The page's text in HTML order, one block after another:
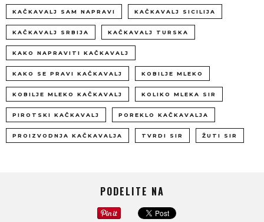
KAČKAVALJ SAM NAPRAVI KAČKAVALJ SICILIJA
KAČKAVALJ SRBIJA KAČKAVALJ TURSKA
KAKO NAPRAVITI KAČKAVALJ
KAKO SE PRAVI KAČKAVALJ KOBILJE MLEKO
KOBILJE MLEKO KAČKAVALJ KOLIKO MLEKA SIR
PIROTSKI KAČKAVALJ POREKLO KAČKAVALJA
PROIZVODNJA KAČKAVALJA TVRDI SIR ŽUTI SIR
PODELITE NA